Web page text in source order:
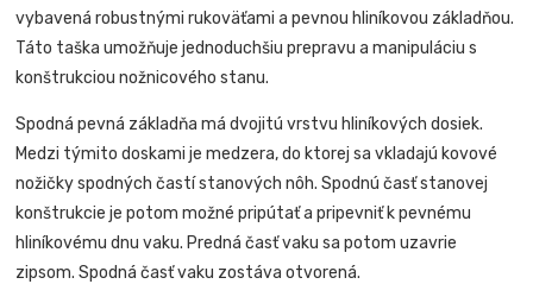
vybavená robustnými rukoväťami a pevnou hliníkovou základňou.
Táto taška umožňuje jednoduchšiu prepravu a manipuláciu s
konštrukciou nožnicového stanu.
Spodná pevná základňa má dvojitú vrstvu hliníkových dosiek.
Medzi týmito doskami je medzera, do ktorej sa vkladajú kovové
nožičky spodných častí stanových nôh. Spodnú časť stanovej
konštrukcie je potom možné pripútať a pripevniť k pevnému
hliníkovému dnu vaku. Predná časť vaku sa potom uzavrie
zipsom. Spodná časť vaku zostáva otvorená.